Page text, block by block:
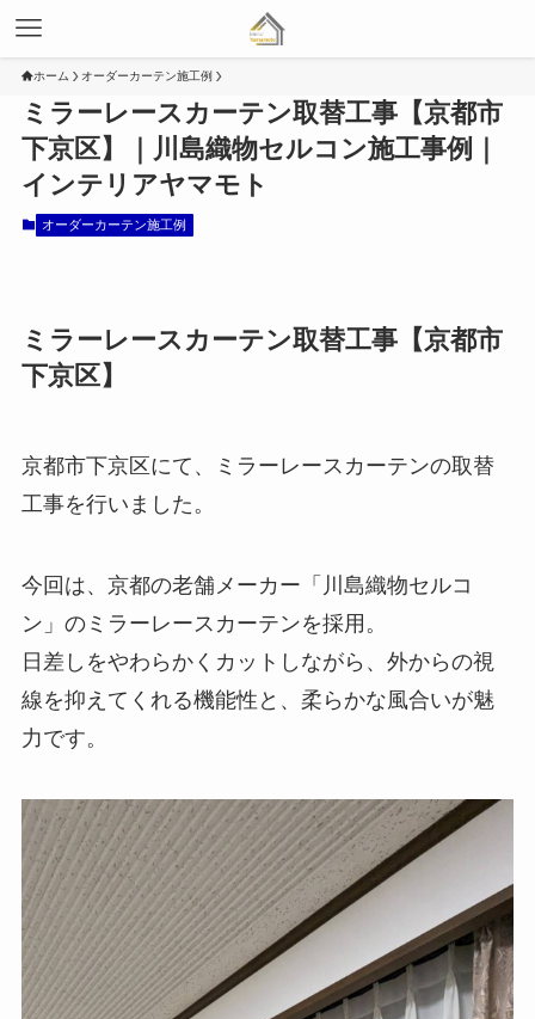
ホーム オーダーカーテン施工例
ミラーレースカーテン取替工事【京都市
下京区】｜川島織物セルコン施工事例｜
インテリアヤマモト
オーダーカーテン施工例
ミラーレースカーテン取替工事【京都市
下京区】
京都市下京区にて、ミラーレースカーテンの取替
工事を行いました。
今回は、京都の老舗メーカー「川島織物セルコ
ン」のミラーレースカーテンを採用。
日差しをやわらかくカットしながら、外からの視
線を抑えてくれる機能性と、柔らかな風合いが魅
力です。